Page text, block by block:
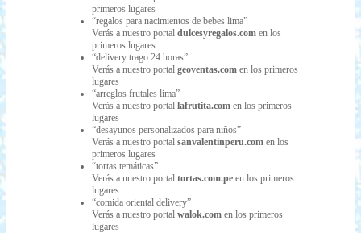
primeros lugares
“regalos para nacimientos de bebes lima”
Verás a nuestro portal dulcesyregalos.com en los
primeros lugares
“delivery trago 24 horas”
Verás a nuestro portal geoventas.com en los primeros
lugares
“arreglos frutales lima”
Verás a nuestro portal lafrutita.com en los primeros
lugares
“desayunos personalizados para niños”
Verás a nuestro portal sanvalentinperu.com en los
primeros lugares
“tortas temáticas”
Verás a nuestro portal tortas.com.pe en los primeros
lugares
“comida oriental delivery”
Verás a nuestro portal walok.com en los primeros
lugares